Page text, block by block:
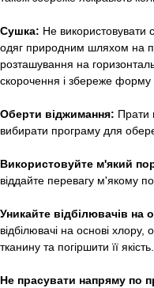
Сушка: Не
одяг природним шляхом на
розташування на
скорочення і збереже форму
Оберти віджимання: Прати
вибирати програму для
Використовуйте м'який
віддайте перевагу м'якому
Уникайте відбілювачів на
відбілювачі на основі
тканину та погіршити її якість.
Не прасувати напряму по